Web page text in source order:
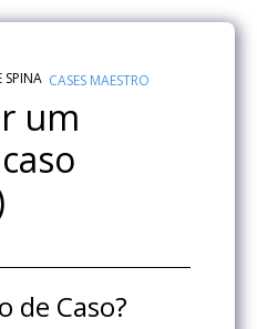
SPINA CASES MAESTRO
um
de Caso?